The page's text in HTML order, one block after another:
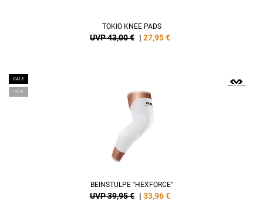
TOKIO KNEE PADS
UVP 43,00 € | 27,95€
SALE
-15%
BEINSTULPE "HEXFORCE"
UVP 39,95 € | 33,96€